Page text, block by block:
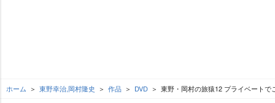
ホーム 東野幸治,岡村隆史 作品 DVD 東野・岡村の旅猿12 プライベート